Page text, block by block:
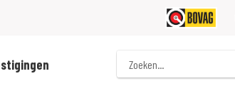
Zoeken